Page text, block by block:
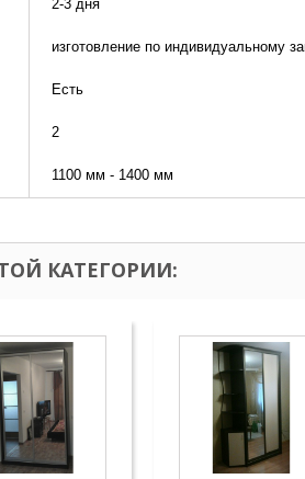
2-3 дня
изготовление по индивидуальному
Есть
2
1100 мм - 1400 мм
КАТЕГОРИИ: